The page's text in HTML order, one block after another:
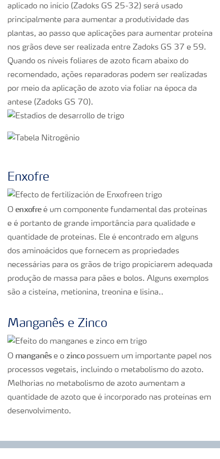
aplicado no início (Zadoks GS 25-32) será usado
principalmente para aumentar a produtividade das
plantas, ao passo que aplicações para aumentar proteína
nos grãos deve ser realizada entre Zadoks GS 37 e 59.
Quando os níveis foliares de azoto ficam abaixo do
recomendado, ações reparadoras podem ser realizadas
por meio da aplicação de azoto via foliar na época da
antese (Zadoks GS 70).
Enxofre
O enxofreé um componente fundamental das proteínas
e é portanto de grande importância para qualidade e
quantidade de proteínas. Ele é encontrado em alguns
dos aminoácidos que fornecem as propriedades
necessárias para os grãos de trigo propiciarem adequada
produção de massa para pães e bolos. Alguns exemplos
são a cisteína, metionina, treonina e lisina..
Manganês e Zinco
O manganêse ozincopossuem um importante papel nos
processos vegetais, incluindo o metabolismo do azoto.
Melhorias no metabolismo de azoto aumentam a
quantidade de azoto que é incorporado nas proteínas em
desenvolvimento.